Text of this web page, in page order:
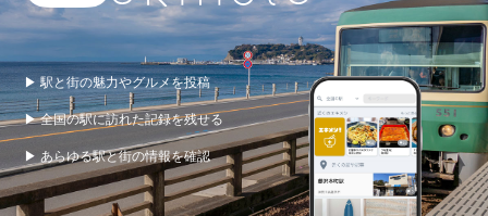
▶ 駅と街の魅力やグルメを投稿
▶ 全国の駅に訪れた記録を残せる
▶ あらゆる駅と街の情報を確認